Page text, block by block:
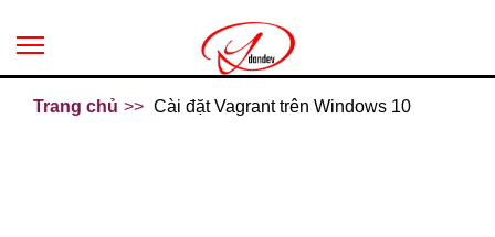
Trang chủ Cài đặt Vagrant trên Windows 10